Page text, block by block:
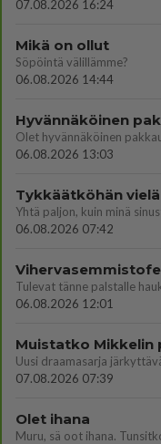
07.08.2026 16:24
Mikä on ollut
Söpöintä välillämme?
06.08.2026 14:44
Hyvännäköinen
Olet hyvännäköinen
06.08.2026 13:03
Tykkäätköhän
06.08.2026 07:42
06.08.2026 12:01
Muistatko Mikkelin
07.08.2026 07:39
Olet ihana